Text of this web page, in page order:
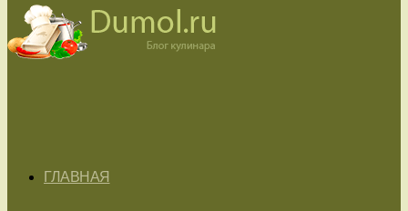
ГЛАВНАЯ